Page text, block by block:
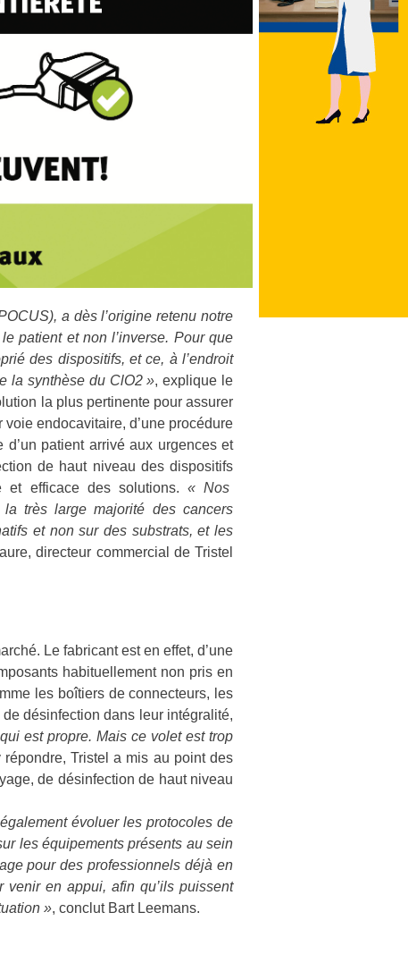
a dès l’origine retenu notre
patient et non l’inverse. Pour que
des dispositifs, et ce, à l’endroit
la synthèse du ClO2 », explique le
la plus pertinente pour assurer
voie endocavitaire, d’une procédure
patient arrivé aux urgences et
de haut niveau des dispositifs
et efficace des solutions. « Nos
très large majorité des cancers
et non sur des substrats, et les
directeur commercial de Tristel
Le fabricant est en effet, d’une
habituellement non pris en
les boîtiers de connecteurs, les
désinfection dans leur intégralité,
est propre. Mais ce volet est trop
Tristel a mis au point des
de désinfection de haut niveau
évoluer les protocoles de
les équipements présents au sein
pour des professionnels déjà en
en appui, afin qu’ils puissent
», conclut Bart Leemans.